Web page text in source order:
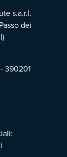
s.a.r.l.
dei
390201